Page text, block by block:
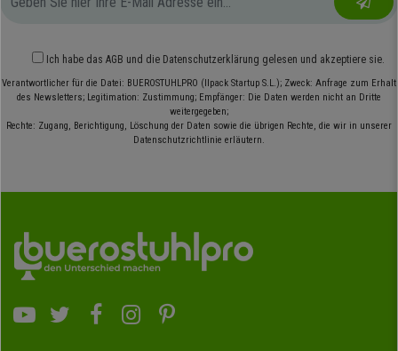
Ich habe das AGB und die Datenschutzerklärung gelesen und akzeptiere sie.
Verantwortlicher für die Datei: BUEROSTUHLPRO (Ilpack Startup S.L.); Zweck: Anfrage zum Erhalt
des Newsletters; Legitimation: Zustimmung; Empfänger: Die Daten werden nicht an Dritte
weitergegeben;
Rechte: Zugang, Berichtigung, Löschung der Daten sowie die übrigen Rechte, die wir in unserer
Datenschutzrichtlinie erläutern.